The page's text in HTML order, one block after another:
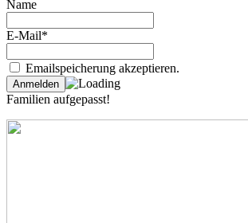
Name
E-Mail*
Emailspeicherung akzeptieren.
Familien aufgepasst!